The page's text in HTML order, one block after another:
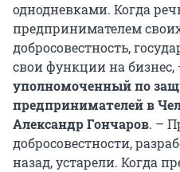
однодневками. Когда
предпринимателем
добросовестность,
свои функции на бизнес,
уполномоченный по
предпринимателей в
Александр Гончаров. –
добросовестности,
назад, устарели. Когда